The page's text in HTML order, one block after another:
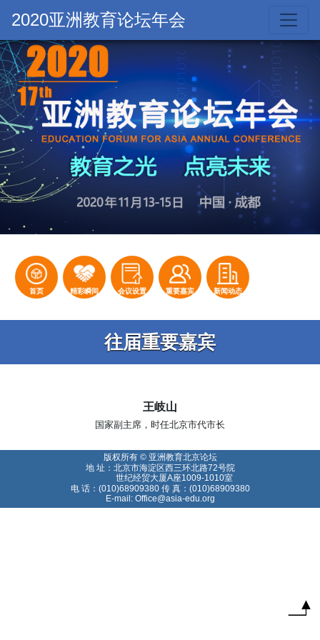
2020亚洲教育论坛年会
首页 精彩瞬间 会议设置 重要嘉宾 新闻动态
往届重要嘉宾
王岐山
国家副主席，时任北京市代市长
版权所有 © 亚洲教育北京论坛
地 址：北京市海淀区西三环北路72号院
世纪经贸大厦A座1009-1010室
电 话：(010)68909380 传 真：(010)68909380
E-mail: Office@asia-edu.org